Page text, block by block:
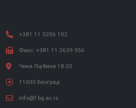
+381 11 3206 102
Факс: +381 11 2639 356
Чика Љубина 18-20
11000 Београд
info@f.bg.ac.rs